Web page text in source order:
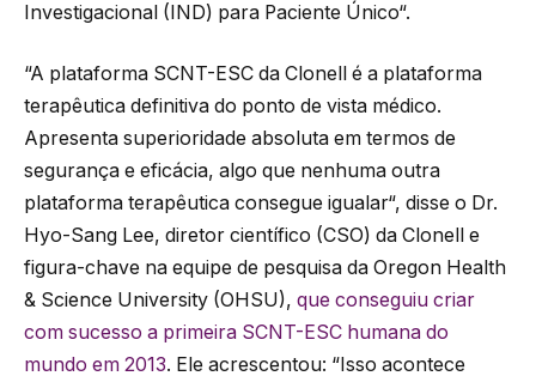
Investigacional (IND) para Paciente Único“.
“A plataforma SCNT-ESC da Clonell é a plataforma
terapêutica definitiva do ponto de vista médico.
Apresenta superioridade absoluta em termos de
segurança e eficácia, algo que nenhuma outra
plataforma terapêutica consegue igualar“, disse o Dr.
Hyo-Sang Lee, diretor científico (CSO) da Clonell e
figura-chave na equipe de pesquisa da Oregon Health
& Science University (OHSU), que conseguiu criar
com sucesso a primeira SCNT-ESC humana do
mundo em 2013. Ele acrescentou: “Isso acontece